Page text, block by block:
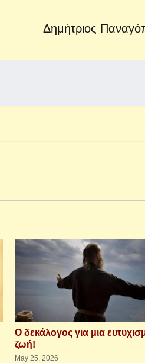
Δημήτριος
Ο δεκάλογος για μια
ζωή!
May 25, 2026